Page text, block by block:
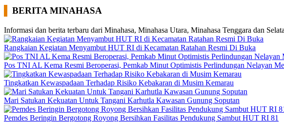
BERITA MINAHASA
Informasi dan berita terbaru dari Minahasa, Minahasa Utara, Minahasa Tenggara dan
Rangkaian Kegiatan Menyambut HUT RI di Kecamatan Ratahan Resmi Di Buka
Pos TNI AL Kema Resmi Beroperasi, Pemkab Minut Optimistis Perlindungan Nelayan
Tingkatkan Kewaspadaan Terhadap Risiko Kebakaran di Musim Kemarau
Mari Satukan Kekuatan Untuk Tangani Karhutla Kawasan Gunung Soputan
Pemdes Beringin Bergotong Royong Bersihkan Fasilitas Pendukung Sambut HUT RI 81